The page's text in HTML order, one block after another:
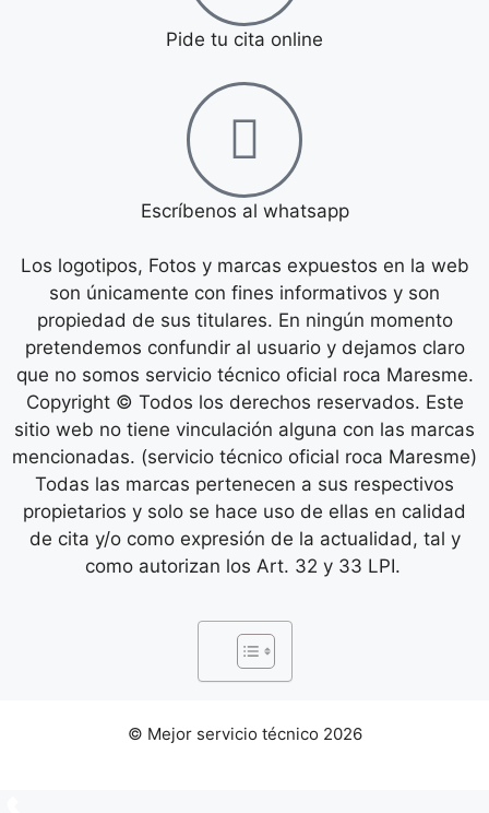
Pide tu cita online
Escríbenos al whatsapp
Los logotipos, Fotos y marcas expuestos en la web
son únicamente con fines informativos y son
propiedad de sus titulares. En ningún momento
pretendemos confundir al usuario y dejamos claro
que no somos servicio técnico oficial roca Maresme.
Copyright © Todos los derechos reservados. Este
sitio web no tiene vinculación alguna con las marcas
mencionadas. (servicio técnico oficial roca Maresme)
Todas las marcas pertenecen a sus respectivos
propietarios y solo se hace uso de ellas en calidad
de cita y/o como expresión de la actualidad, tal y
como autorizan los Art. 32 y 33 LPI.
© Mejor servicio técnico 2026